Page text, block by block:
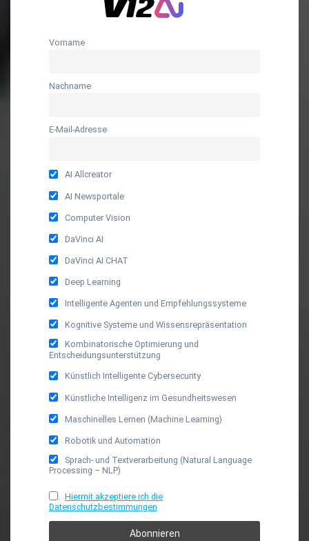
Vorname
Nachname
E-Mail-Adresse
AI Allcreator
AI Newsportale
Computer Vision
DaVinci AI
DaVinci AI CHAT
Deep Learning
Intelligente Agenten und Empfehlungssysteme
Kognitive Systeme und Wissensrepräsentation
Kombinatorische Optimierung und
Entscheidungsunterstützung
Künstlich Intelligente Cybersecurity
Künstliche Intelligenz im Gesundheitswesen
Maschinelles Lernen (Machine Learning)
Robotik und Automation
Sprach- und Textverarbeitung (Natural Language
Processing – NLP)
Hiermit akzeptiere ich die
Datenschutzbestimmungen